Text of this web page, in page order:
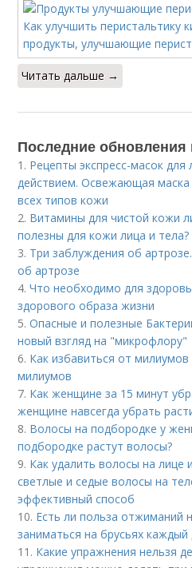
Читать дальше →
Последние обновления
1. Рецепты экспресс-масок
действием. Освежающая маска
всех типов кожи
2. Витамины для чистой кожи
полезны для кожи лица и тела?
3. Три заблуждения об
об артрозе
4.Что необходимо для
здорового образа жизни
5.Опасные и полезные
новый взгляд на "микрофлору"
6. Как избавиться от
милиумов
7. Как женщине за 15 минут
женщине навсегда убрать
8. Волосы на подбородке у
подбородке растут волосы?
9. Как удалить волосы на лице
светлые и седые волосы на
эффективный способ
10. Есть ли польза отжиманий
заниматься на брусьях каждый
11. Какие упражнения нельзя